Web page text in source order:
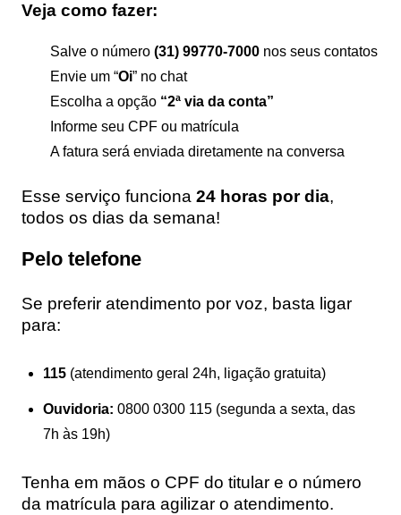
Veja como fazer:
Salve o número (31) 99770-7000 nos seus contatos
Envie um “Oi” no chat
Escolha a opção “2ª via da conta”
Informe seu CPF ou matrícula
A fatura será enviada diretamente na conversa
Esse serviço funciona 24 horas por dia,
todos os dias da semana!
Pelo telefone
Se preferir atendimento por voz, basta ligar
para:
115 (atendimento geral 24h, ligação gratuita)
Ouvidoria: 0800 0300 115 (segunda a sexta, das
7h às 19h)
Tenha em mãos o CPF do titular e o número
da matrícula para agilizar o atendimento.